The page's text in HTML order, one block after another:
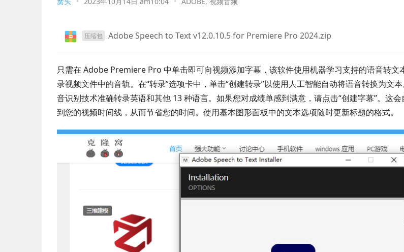
压缩包 Adobe Speech to Text v12.0.10.5 for Premiere Pro 2024.zip
只需在 Adob​​e Premiere Pro 中单击即可向视频添加字幕，该软件使用机器学习支持的语音转文
录视频文件中的音轨。在“转录”选项卡中，单击“创建转录”以使用人工智能自动将语音转换为文
音识别技术准确转录英语和其他 13 种语言。如果您对成绩单感到满意，请点击“创建字幕”。这
到您的视频时间线，从而节省您的时间。使用基本图形面板中的文本选项随时更新标题的格式。